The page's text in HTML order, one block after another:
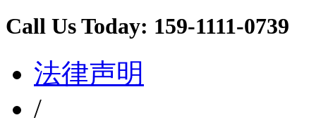
Call Us Today: 159-1111-0739
法律声明
/